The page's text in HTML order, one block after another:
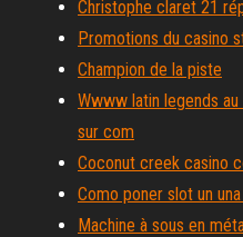
Christophe claret 21
Promotions du casino
Champion de la piste
Wwww latin legends
sur com
Coconut creek casino
Como poner slot un
Machine à sous en